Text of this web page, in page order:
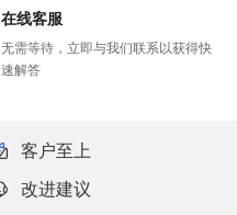
在线客服
速解答
客户至上
改进建议